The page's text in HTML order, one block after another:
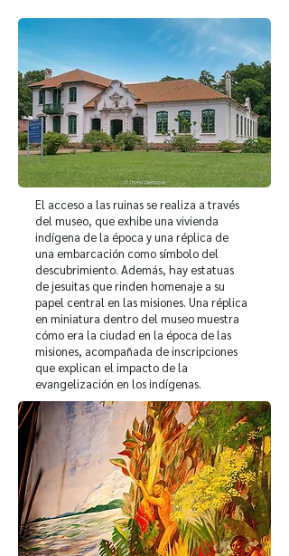
El acceso a las ruinas se realiza a través
del museo, que exhibe una vivienda
indígena de la época y una réplica de
una embarcación como símbolo del
descubrimiento. Además, hay estatuas
de jesuitas que rinden homenaje a su
papel central en las misiones. Una réplica
en miniatura dentro del museo muestra
cómo era la ciudad en la época de las
misiones, acompañada de inscripciones
que explican el impacto de la
evangelización en los indígenas.